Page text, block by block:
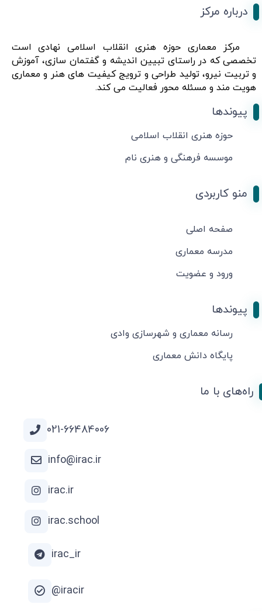
درباره مرکز
مرکز معماری حوزه هنری انقلاب اسلامی نهادی است
تخصصی که در راستای تبیین اندیشه و گفتمان سازی، آموزش
و تربیت نیرو، تولید طراحی و ترویج کیفیت های هنر و معماری
هویت مند و مسئله محور فعالیت می کند.
پیوندها
حوزه هنری انقلاب اسلامی
موسسه فرهنگی و هنری نام
منو کاربردی
صفحه اصلی
مدرسه معماری
ورود و عضویت
پیوندها
رسانه معماری و شهرسازی وادی
پایگاه دانش معماری
راه‌های با ما
021-66484006
info@irac.ir
irac.ir
irac.school
irac_ir
iracir@